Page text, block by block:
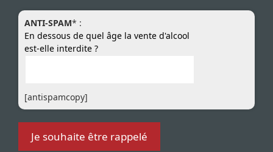
ANTI-SPAM* :
En dessous de quel âge la vente d'alcool
est-elle interdite ?
[antispamcopy]